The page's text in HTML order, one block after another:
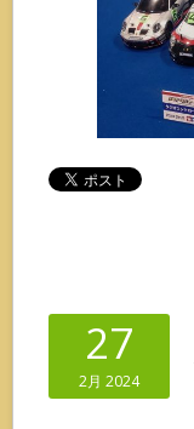
27
2月 2024